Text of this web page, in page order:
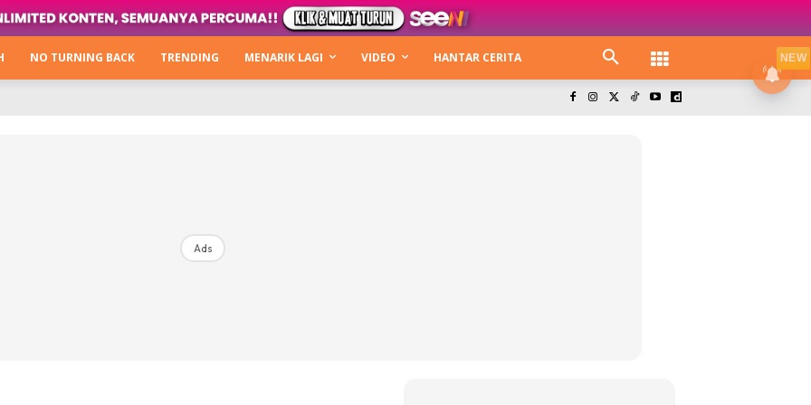
Hijabista
Next Level
NO TURNING BACK TRENDING MENARIK LAGI VIDEO HANTAR CERITA
Ads
NEW